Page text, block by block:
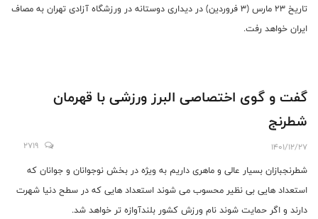
تاریخ 23 مارس (3 فروردین) در دیداری دوستانه در ورزشگاه آزادی تهران به مصاف
ایران خواهد رفت.
گفت و گوی اختصاصی البرز ورزشی با قهرمان
شطرنج
1401/12/27
2719
شطرنجبازان بسیار عالی و ماهری داریم به ویژه در بخش نوجوانان و جوانان که
استعداد هایی بی نظیر محسوب می شوند استعداد هایی که در سطح دنیا شهرت
دارند و اگر حمایت شوند نام ورزش کشور بلندآوازه تر خواهد شد.